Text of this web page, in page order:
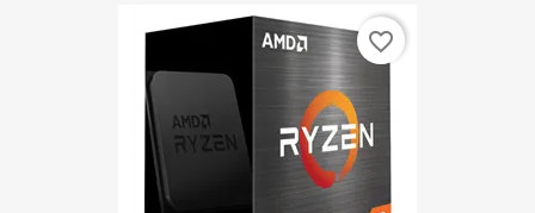
favorite_border